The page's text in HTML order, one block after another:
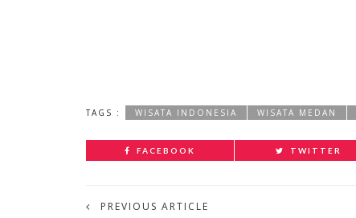
TAGS : WISATA INDONESIA WISATA MEDAN
FACEBOOK TWITTER
PREVIOUS ARTICLE